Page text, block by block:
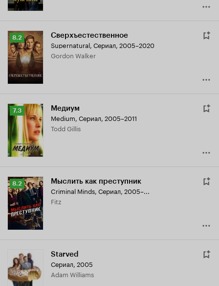
Рейтинг
Кинопоиска
8.2
8.2 Сверхъестественное
Supernatural, Сериал, 2005–2020
Gordon Walker
Рейтинг
Кинопоиска
7.3
7.3 Медиум
Medium, Сериал, 2005–2011
Todd Gillis
Рейтинг
Кинопоиска
8.2
8.2 Мыслить как преступник
Criminal Minds, Сериал, 2005–...
Fitz
Starved
Сериал, 2005
Adam Williams